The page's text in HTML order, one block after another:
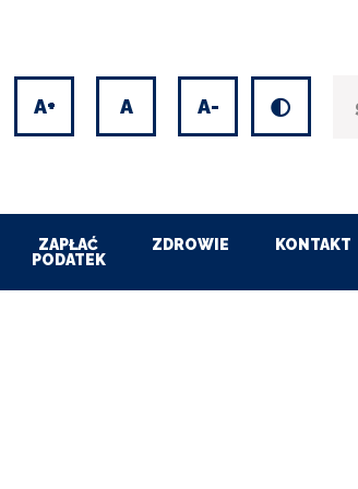
Increase
font
Reset
font
Decrease
font
ZAPŁAĆ
PODATEK
ZDROWIE KONTAKT